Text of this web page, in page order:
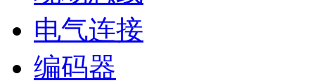
电气连接
编码器